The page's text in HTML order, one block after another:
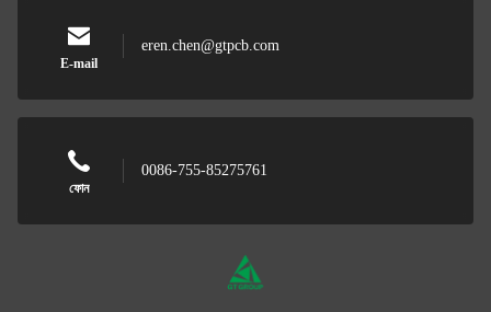
E-mail
eren.chen@gtpcb.com
ফোন
0086-755-85275761